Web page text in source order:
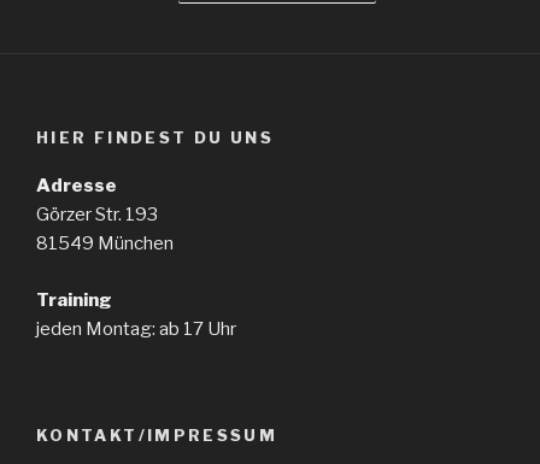
HIER FINDEST DU UNS
Adresse
Görzer Str. 193
81549 München
Training
jeden Montag: ab 17 Uhr
KONTAKT/IMPRESSUM